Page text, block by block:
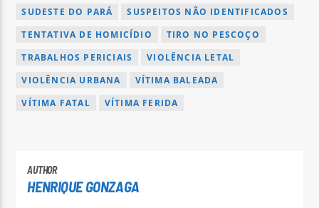
SUDESTE DO PARÁ
SUSPEITOS NÃO IDENTIFICADOS
TENTATIVA DE HOMICÍDIO
TIRO NO PESCOÇO
TRABALHOS PERICIAIS
VIOLÊNCIA LETAL
VIOLÊNCIA URBANA
VÍTIMA BALEADA
VÍTIMA FATAL
VÍTIMA FERIDA
AUTHOR
HENRIQUE GONZAGA